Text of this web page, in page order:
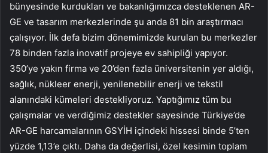
bünyesinde kurdukları ve bakanlığımızca desteklenen AR-
GE ve tasarım merkezlerinde şu anda 81 bin araştırmacı
çalışıyor. İlk defa bizim dönemimizde kurulan bu merkezler
78 binden fazla inovatif projeye ev sahipliği yapıyor.
350’ye yakın firma ve 20’den fazla üniversitenin yer aldığı,
sağlık, nükleer enerji, yenilenebilir enerji ve tekstil
alanındaki kümeleri destekliyoruz. Yaptığımız tüm bu
çalışmalar ve verdiğimiz destekler sayesinde Türkiye’de
AR-GE harcamalarının GSYİH içindeki hissesi binde 5’ten
yüzde 1,13’e çıktı. Daha da değerlisi, özel kesimin toplam